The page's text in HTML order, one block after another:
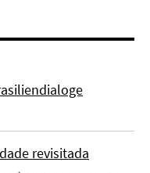
revisitada